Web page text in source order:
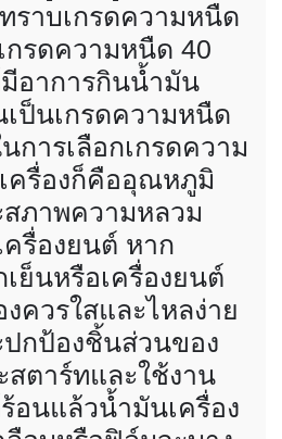
ราบเกรดความหนืด
รดความหนืด 40
อาการกินน้ำมัน
เป็นเกรดความหนืด
การเลือกเกรดความ
ครื่องก็คืออุณหภูมิ
ภาพความหลวม
รื่องยนต์ หาก
ย็นหรือเครื่องยนต์
ควรใสและไหลง่าย
กป้องชิ้นส่วนของ
ตาร์ทและใช้งาน
อนแล้วน้ำมันเครื่อง